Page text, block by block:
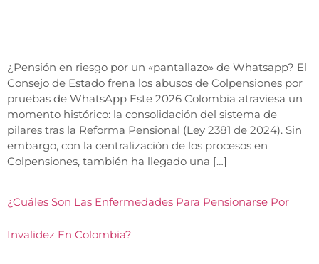
¿Pensión en riesgo por un «pantallazo» de Whatsapp? El
Consejo de Estado frena los abusos de Colpensiones por
pruebas de WhatsApp Este 2026 Colombia atraviesa un
momento histórico: la consolidación del sistema de
pilares tras la Reforma Pensional (Ley 2381 de 2024). Sin
embargo, con la centralización de los procesos en
Colpensiones, también ha llegado una […]
¿Cuáles Son Las Enfermedades Para Pensionarse Por
Invalidez En Colombia?